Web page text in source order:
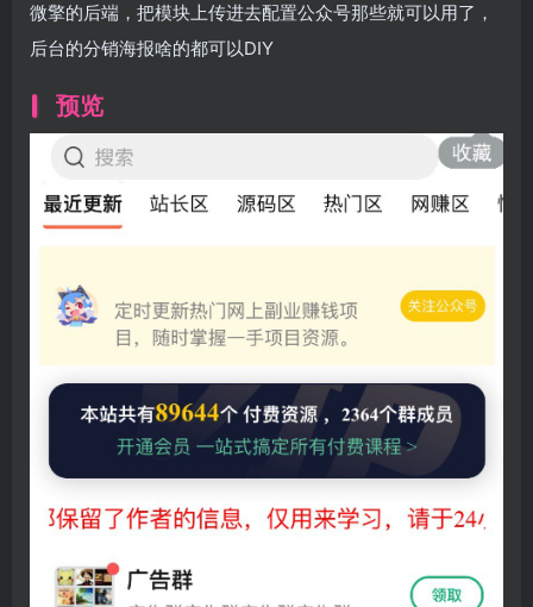
微擎的后端，把模块上传进去配置公众号那些就可以用了，
后台的分销海报啥的都可以DIY
预览